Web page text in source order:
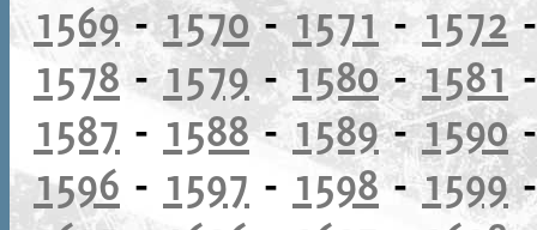
1569-1570-1571 -1572
1578 -1579 -1580-1581
1587 - 1588-1589-1590
1596 - 1597 - 1598-1599